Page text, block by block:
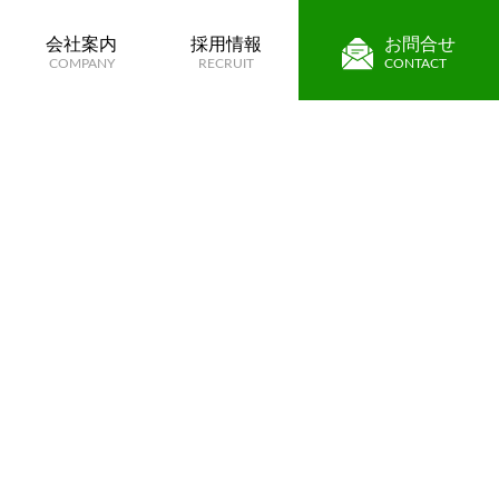
会社案内
COMPANY
採用情報
RECRUIT
お問合せ
CONTACT